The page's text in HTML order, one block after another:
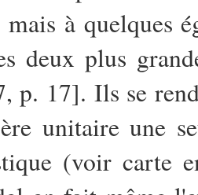
à quelques
deux plus
p. 17]. Ils se
unitaire une
(voir carte